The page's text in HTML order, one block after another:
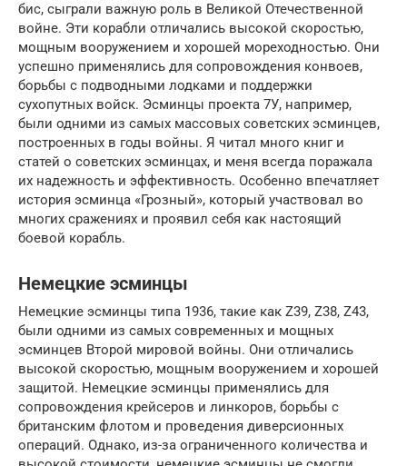
бис, сыграли важную роль в Великой Отечественной
войне. Эти корабли отличались высокой скоростью,
мощным вооружением и хорошей мореходностью. Они
успешно применялись для сопровождения конвоев,
борьбы с подводными лодками и поддержки
сухопутных войск. Эсминцы проекта 7У, например,
были одними из самых массовых советских эсминцев,
построенных в годы войны. Я читал много книг и
статей о советских эсминцах, и меня всегда поражала
их надежность и эффективность. Особенно впечатляет
история эсминца «Грозный», который участвовал во
многих сражениях и проявил себя как настоящий
боевой корабль.
Немецкие эсминцы
Немецкие эсминцы типа 1936, такие как Z39, Z38, Z43,
были одними из самых современных и мощных
эсминцев Второй мировой войны. Они отличались
высокой скоростью, мощным вооружением и хорошей
защитой. Немецкие эсминцы применялись для
сопровождения крейсеров и линкоров, борьбы с
британским флотом и проведения диверсионных
операций. Однако, из-за ограниченного количества и